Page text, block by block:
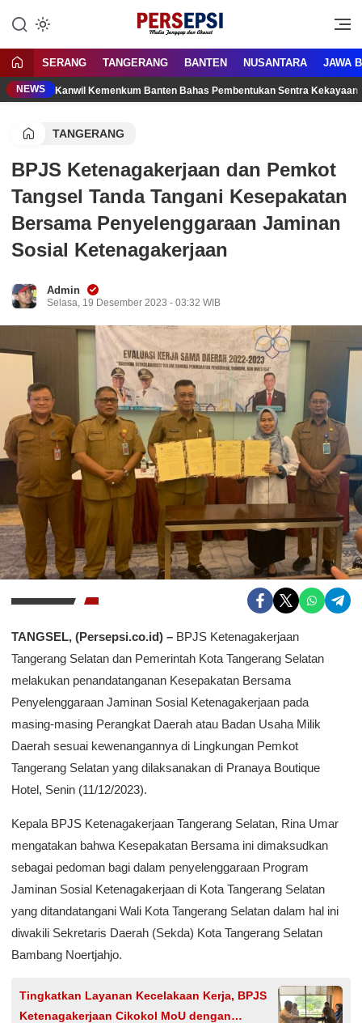
konten
Persepsi.co.id
Media Tanggap Dan Akurat
SERANG TANGERANG BANTEN NUSANTARA JAWA
NEWS Kanwil Kemenkum Banten Bahas Pembentukan Sentra
TANGERANG
BPJS Ketenagakerjaan dan Pemkot
Tangsel Tanda Tangani Kesepakatan
Bersama Penyelenggaraan Jaminan
Sosial Ketenagakerjaan
Admin
Selasa, 19 Desember 2023 - 03:32 WIB
TANGSEL, (Persepsi.co.id) – BPJS Ketenagakerjaan
Tangerang Selatan dan Pemerintah Kota Tangerang Selatan
melakukan penandatanganan Kesepakatan Bersama
Penyelenggaraan Jaminan Sosial Ketenagakerjaan pada
masing-masing Perangkat Daerah atau Badan Usaha Milik
Daerah sesuai kewenangannya di Lingkungan Pemkot
Tangerang Selatan yang dilaksanakan di Pranaya Boutique
Hotel, Senin (11/12/2023).
Kepala BPJS Ketenagakerjaan Tangerang Selatan, Rina Umar
mengatakan bahwa Kesepakatan Bersama ini dimaksudkan
sebagai pedoman bagi dalam penyelenggaraan Program
Jaminan Sosial Ketenagakerjaan di Kota Tangerang Selatan
yang ditandatangani Wali Kota Tangerang Selatan dalam hal ini
diwakili Sekretaris Daerah (Sekda) Kota Tangerang Selatan
Bambang Noertjahjo.
Tingkatkan Layanan Kecelakaan Kerja, BPJS
Ketenagakerjaan Cikokol MoU dengan